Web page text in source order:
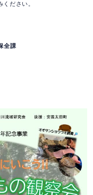
ださい。
全課